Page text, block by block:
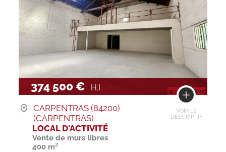
374 500 € H.I.
VOIR LE
DESCRIPTIF
CARPENTRAS (84200)
(CARPENTRAS)
LOCAL D'ACTIVITÉ
Vente de murs libres
400 m²